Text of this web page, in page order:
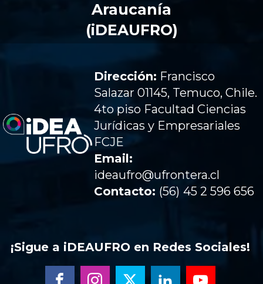
Araucanía
(iDEAUFRO)
Dirección: Francisco
Salazar 01145, Temuco, Chile.
4to piso Facultad Ciencias
Jurídicas y Empresariales
FCJE
Email:
ideaufro@ufrontera.cl
Contacto: (56) 45 2 596 656
¡Sigue a iDEAUFRO en Redes Sociales!